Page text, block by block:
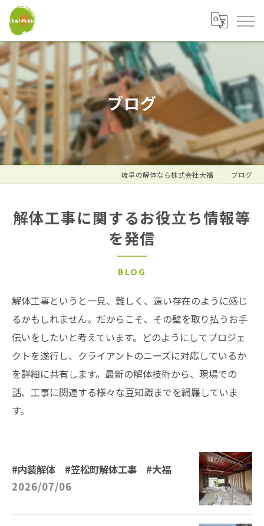
ブログ
岐阜の解体なら株式会社大福 ブログ
解体工事に関するお役立ち情報等
を発信
BLOG
解体工事というと一見、難しく、遠い存在のように感じ
るかもしれません。だからこそ、その壁を取り払うお手
伝いをしたいと考えています。どのようにしてプロジェ
クトを遂行し、クライアントのニーズに対応しているか
を詳細に共有します。最新の解体技術から、現場での
話、工事に関連する様々な豆知識までを網羅していま
す。
#内装解体 #笠松町解体工事 #大福
2026/07/06